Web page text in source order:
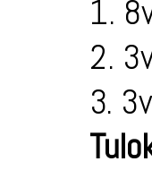
1.
2.
3.